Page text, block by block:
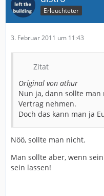
Erleuchteter
3. Februar 2011 um 11:43
Zitat
Original von athur
Nun ja, dann sollte
Vertrag nehmen.
Doch das kann man ja
Nöö, sollte man nicht.
Man sollte aber, wenn
sein lassen!